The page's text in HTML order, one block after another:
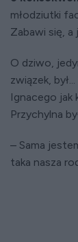
młodziutki
Zabawi się, a
O dziwo,
związek,
Ignacego jak
Przychylna
– Sama
taka nasza